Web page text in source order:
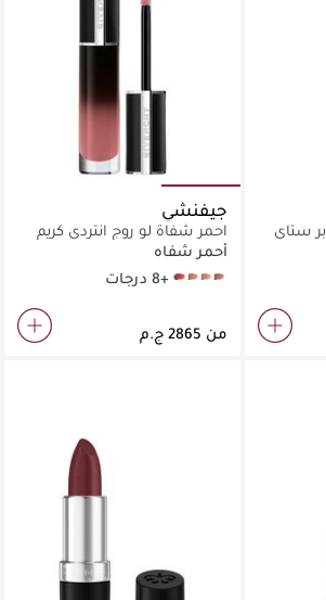
ستاي
جيفنشي
احمر شفاة لو روج انتردي كريم
فيلفيت
أحمر شفاه
N°10 BEIGE NU
N°09 BEIGE SABLE
N°12 BEIGE DORE
N°15 NUDE AMBRE
+8 درجات
من